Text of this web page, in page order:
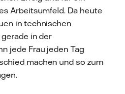
Arbeitsumfeld. Da heute
in technischen
in der
jede Frau jeden Tag
machen und so zum